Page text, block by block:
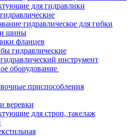
для гидравлики
гидравлическое для гибки
шины
фланцев
гидравлические
инструмент
оборудование
приспособления
веревки
для строп, такелаж